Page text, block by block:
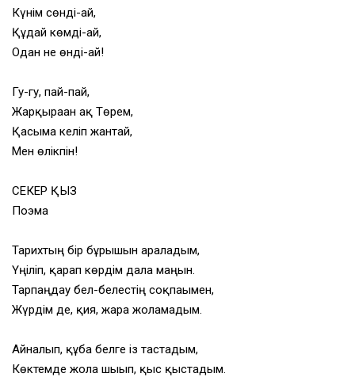
Күнім сөнді-ай,
Құдай көмді-ай,
Одан не өнді-ай!
Гу-гу, пай-пай,
Жарқыраған ақ Төрем,
Қасыма келіп жантай,
Мен өлікпін!
СЕКЕР ҚЫЗ
Поэма
Тарихтың бір бұрышын араладым,
Үңіліп, қарап көрдім дала маңын.
Тарпаңдау бел-белестің соқпағымен,
Жүрдім де, қия, жарға жоламадым.
Айналып, құба белге із тастадым,
Көктемде жолға шығып, қыс қыстадым.